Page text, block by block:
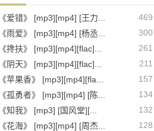
469
《爱错》 [mp3][mp4] [王力...
300
《雨爱》 [mp3][mp4] [杨丞...
261
《搀扶》 [mp3][mp4][flac]...
211
《阴天》 [mp3][mp4][flac]...
157
《苹果香》 [mp3][mp4][fla...
134
《孤勇者》 [mp3][mp4] [陈...
132
《知我》 [mp3] [国风堂][...
128
《花海》 [mp3][mp4] [周杰...